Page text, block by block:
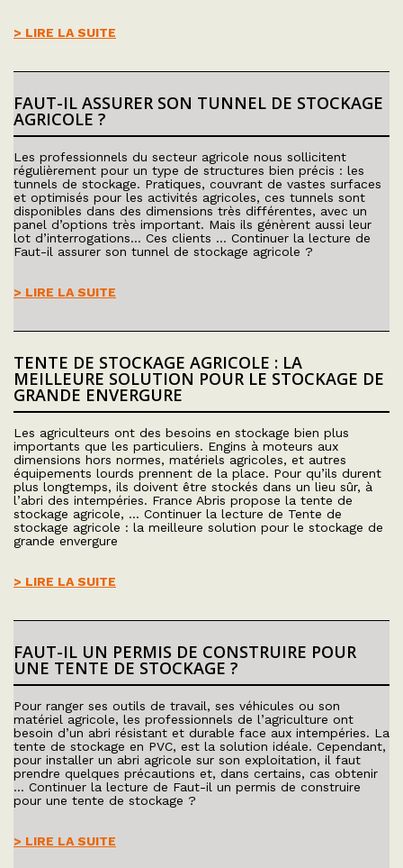
> LIRE LA SUITE
FAUT-IL ASSURER SON TUNNEL DE STOCKAGE
AGRICOLE ?
Les professionnels du secteur agricole nous sollicitent
régulièrement pour un type de structures bien précis : les
tunnels de stockage. Pratiques, couvrant de vastes surfaces
et optimisés pour les activités agricoles, ces tunnels sont
disponibles dans des dimensions très différentes, avec un
panel d’options très important. Mais ils génèrent aussi leur
lot d’interrogations… Ces clients … Continuer la lecture de
Faut-il assurer son tunnel de stockage agricole ?
> LIRE LA SUITE
TENTE DE STOCKAGE AGRICOLE : LA
MEILLEURE SOLUTION POUR LE STOCKAGE DE
GRANDE ENVERGURE
Les agriculteurs ont des besoins en stockage bien plus
importants que les particuliers. Engins à moteurs aux
dimensions hors normes, matériels agricoles, et autres
équipements lourds prennent de la place. Pour qu’ils durent
plus longtemps, ils doivent être stockés dans un lieu sûr, à
l’abri des intempéries. France Abris propose la tente de
stockage agricole, … Continuer la lecture de Tente de
stockage agricole : la meilleure solution pour le stockage de
grande envergure
> LIRE LA SUITE
FAUT-IL UN PERMIS DE CONSTRUIRE POUR
UNE TENTE DE STOCKAGE ?
Pour ranger ses outils de travail, ses véhicules ou son
matériel agricole, les professionnels de l’agriculture ont
besoin d’un abri résistant et durable face aux intempéries. La
tente de stockage en PVC, est la solution idéale. Cependant,
pour installer un abri agricole sur son exploitation, il faut
prendre quelques précautions et, dans certains, cas obtenir
… Continuer la lecture de Faut-il un permis de construire
pour une tente de stockage ?
> LIRE LA SUITE